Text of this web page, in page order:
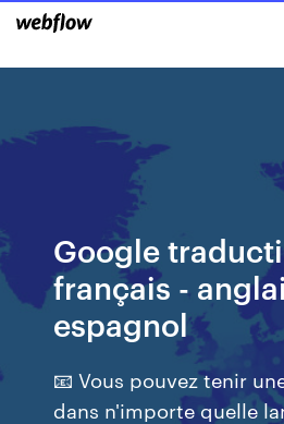
Google
français -
espagnol
📧 Vous pouvez tenir
dans n'importe quelle